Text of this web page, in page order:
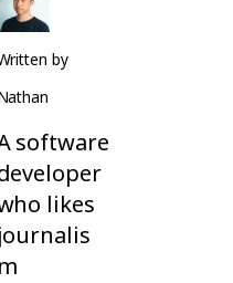
by
software
likes
journalis
m